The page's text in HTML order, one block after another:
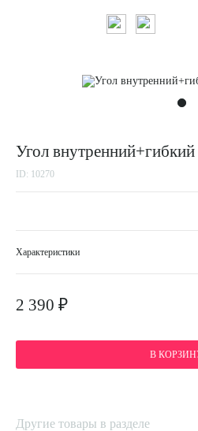
Угол внутренний+гибкий
ID: 10270
Характеристики
2 390 ₽
В
Другие товары в разделе